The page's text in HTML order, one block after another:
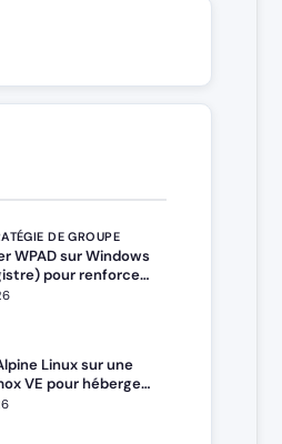
DE GROUPE
WPAD sur Windows
pour renforcer
Linux sur une
VE pour héberger
Compose